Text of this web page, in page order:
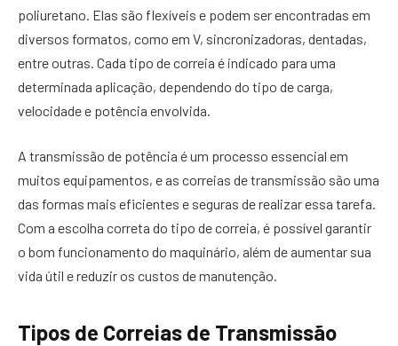
poliuretano. Elas são flexíveis e podem ser encontradas em
diversos formatos, como em V, sincronizadoras, dentadas,
entre outras. Cada tipo de correia é indicado para uma
determinada aplicação, dependendo do tipo de carga,
velocidade e potência envolvida.
A transmissão de potência é um processo essencial em
muitos equipamentos, e as correias de transmissão são uma
das formas mais eficientes e seguras de realizar essa tarefa.
Com a escolha correta do tipo de correia, é possível garantir
o bom funcionamento do maquinário, além de aumentar sua
vida útil e reduzir os custos de manutenção.
Tipos de Correias de Transmissão